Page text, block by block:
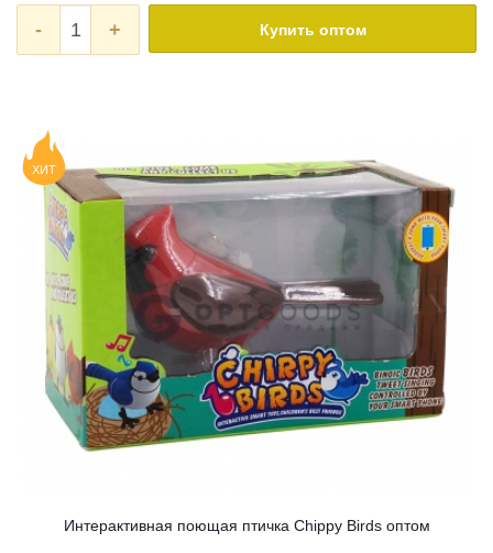
- + Купить оптом
ХИТ
Интерактивная поющая птичка Сhippy Birds оптом